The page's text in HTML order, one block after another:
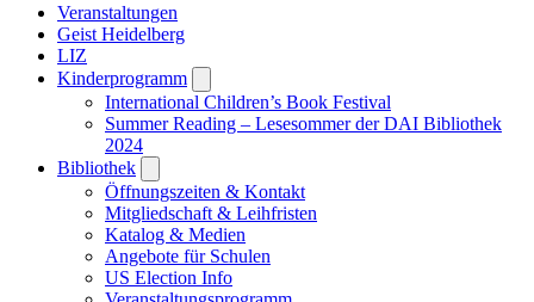
Veranstaltungen
Geist Heidelberg
LIZ
Kinderprogramm
submenu
International Children’s Book Festival
Summer Reading – Lesesommer der DAI Bibliothek
2024
Bibliothek
submenu
Öffnungszeiten & Kontakt
Mitgliedschaft & Leihfristen
Katalog & Medien
Angebote für Schulen
US Election Info